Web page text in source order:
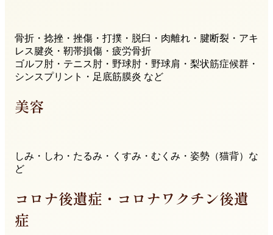
骨折・捻挫・挫傷・打撲・脱臼・肉離れ・腱断裂・アキ
レス腱炎・靭帯損傷・疲労骨折
ゴルフ肘・テニス肘・野球肘・野球肩・梨状筋症候群・
シンスプリント・足底筋膜炎 など
美容
しみ・しわ・たるみ・くすみ・むくみ・姿勢（猫背）な
ど
コロナ後遺症・コロナワクチン後遺
症